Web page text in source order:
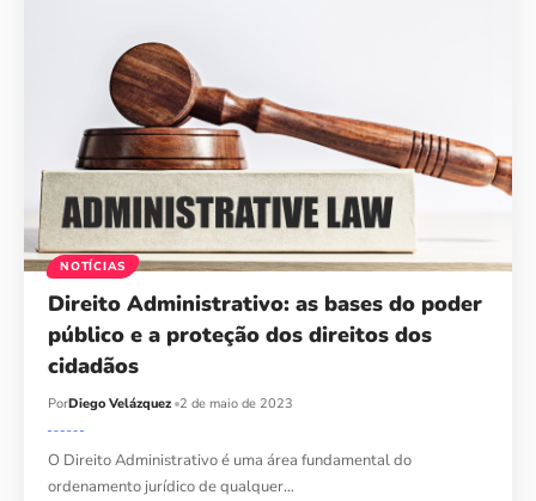
NOTÍCIAS
Direito Administrativo: as bases do poder
público e a proteção dos direitos dos
cidadãos
PorDiego Velázquez 2 de maio de 2023
O Direito Administrativo é uma área fundamental do
ordenamento jurídico de qualquer…